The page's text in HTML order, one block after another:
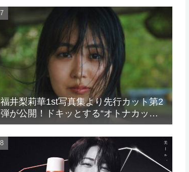
福井梨莉華1st写真集より先行カット第2
弾が公開！ドキッとする“オトナカッ
ト”が解禁！